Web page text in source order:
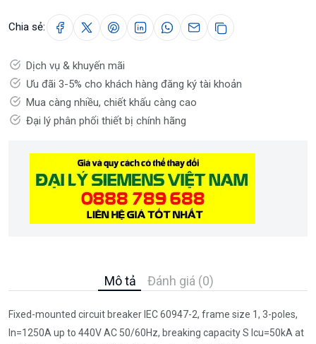
Chia sẻ:
Dịch vụ & khuyến mãi
Ưu đãi 3-5% cho khách hàng đăng ký tài khoản
Mua càng nhiều, chiết khấu càng cao
Đại lý phân phối thiết bị chính hãng
Mô tả Đánh giá (0)
Fixed-mounted circuit breaker IEC 60947-2, frame size 1, 3-poles,
In=1250A up to 440V AC 50/60Hz, breaking capacity S Icu=50kA at